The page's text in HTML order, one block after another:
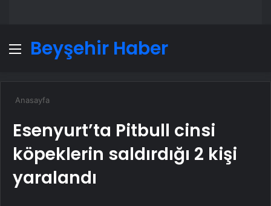
Menü
Beyşehir Haber
Anasayfa
Esenyurt’ta Pitbull cinsi
köpeklerin saldırdığı 2 kişi
yaralandı